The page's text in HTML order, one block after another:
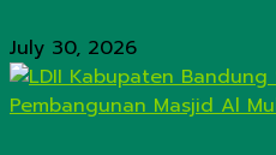
July 30, 2026